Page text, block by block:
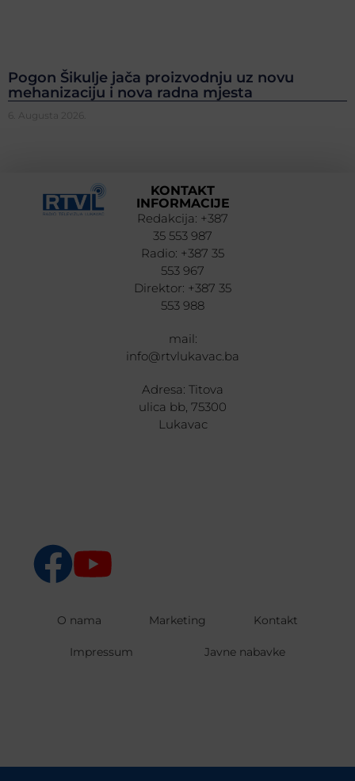
Pogon Šikulje jača proizvodnju uz novu
mehanizaciju i nova radna mjesta
6. Augusta 2026.
KONTAKT
INFORMACIJE
Redakcija: +387
35 553 987
Radio: +387 35
553 967
Direktor: +387 35
553 988
mail:
info@rtvlukavac.ba
Adresa: Titova
ulica bb, 75300
Lukavac
O nama Marketing Kontakt
Impressum Javne nabavke